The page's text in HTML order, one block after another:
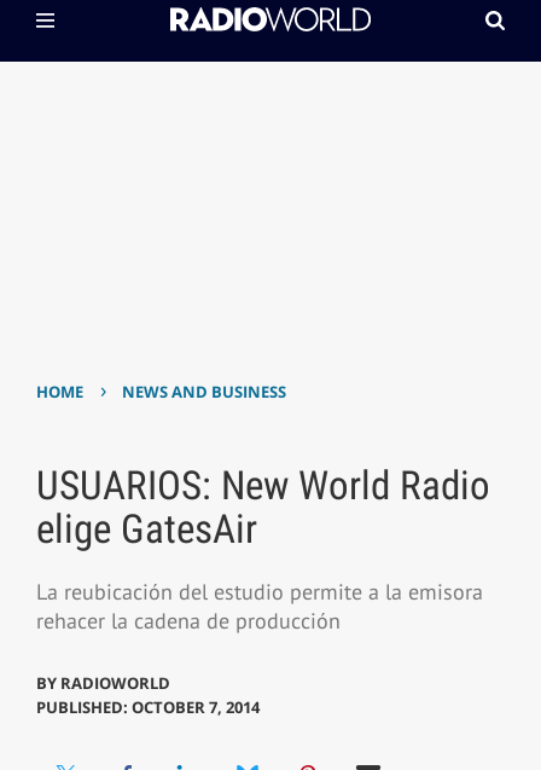
HOME › NEWS AND BUSINESS
USUARIOS: New World Radio
elige GatesAir
La reubicación del estudio permite a la emisora
rehacer la cadena de producción
BY RADIOWORLD
PUBLISHED: OCTOBER 7, 2014